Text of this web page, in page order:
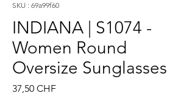
SKU : 69a99f60
INDIANA | S1074 -
Women Round
Oversize Sunglasses
37,50 CHFPrix